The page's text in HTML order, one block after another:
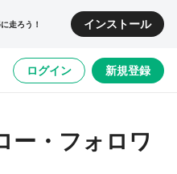
走ろう！ インストール
ログイン 新規登録
ー・フォロワ